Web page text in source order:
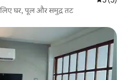
घर, पूल और समुद्र तट